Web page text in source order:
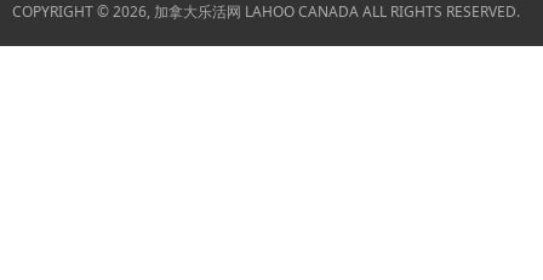
COPYRIGHT © 2026, 加拿大乐活网 LAHOO CANADA ALL RIGHTS RESERVED.